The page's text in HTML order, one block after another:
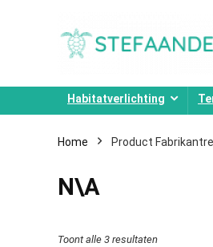
Habitatverlichting
Home Product
N\A
Toont alle 3 resultaten